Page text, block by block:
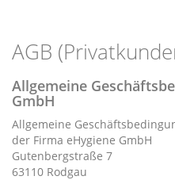
AGB
Allgemeine
GmbH
Allgemeine
der Firma eHygiene GmbH
Gutenbergstraße 7
63110 Rodgau